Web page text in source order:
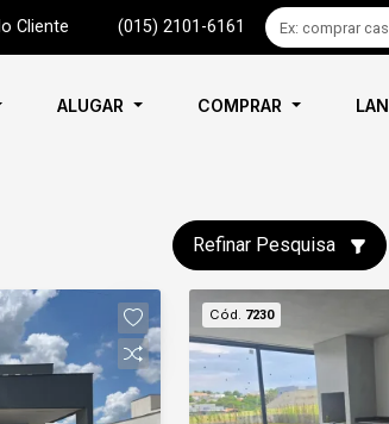
Cliente (015) 2101-6161
ALUGAR COMPRAR
Refinar Pesquisa
Cód. 7230